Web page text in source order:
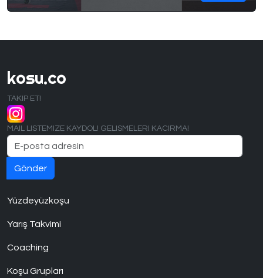
kosu.co
TAKIP ET!
MAIL LISTEMIZE KAYDOL! GELISMELERI KACIRMA!
Yüzdeyüzkoşu
Yarış Takvimi
Coaching
Koşu Grupları